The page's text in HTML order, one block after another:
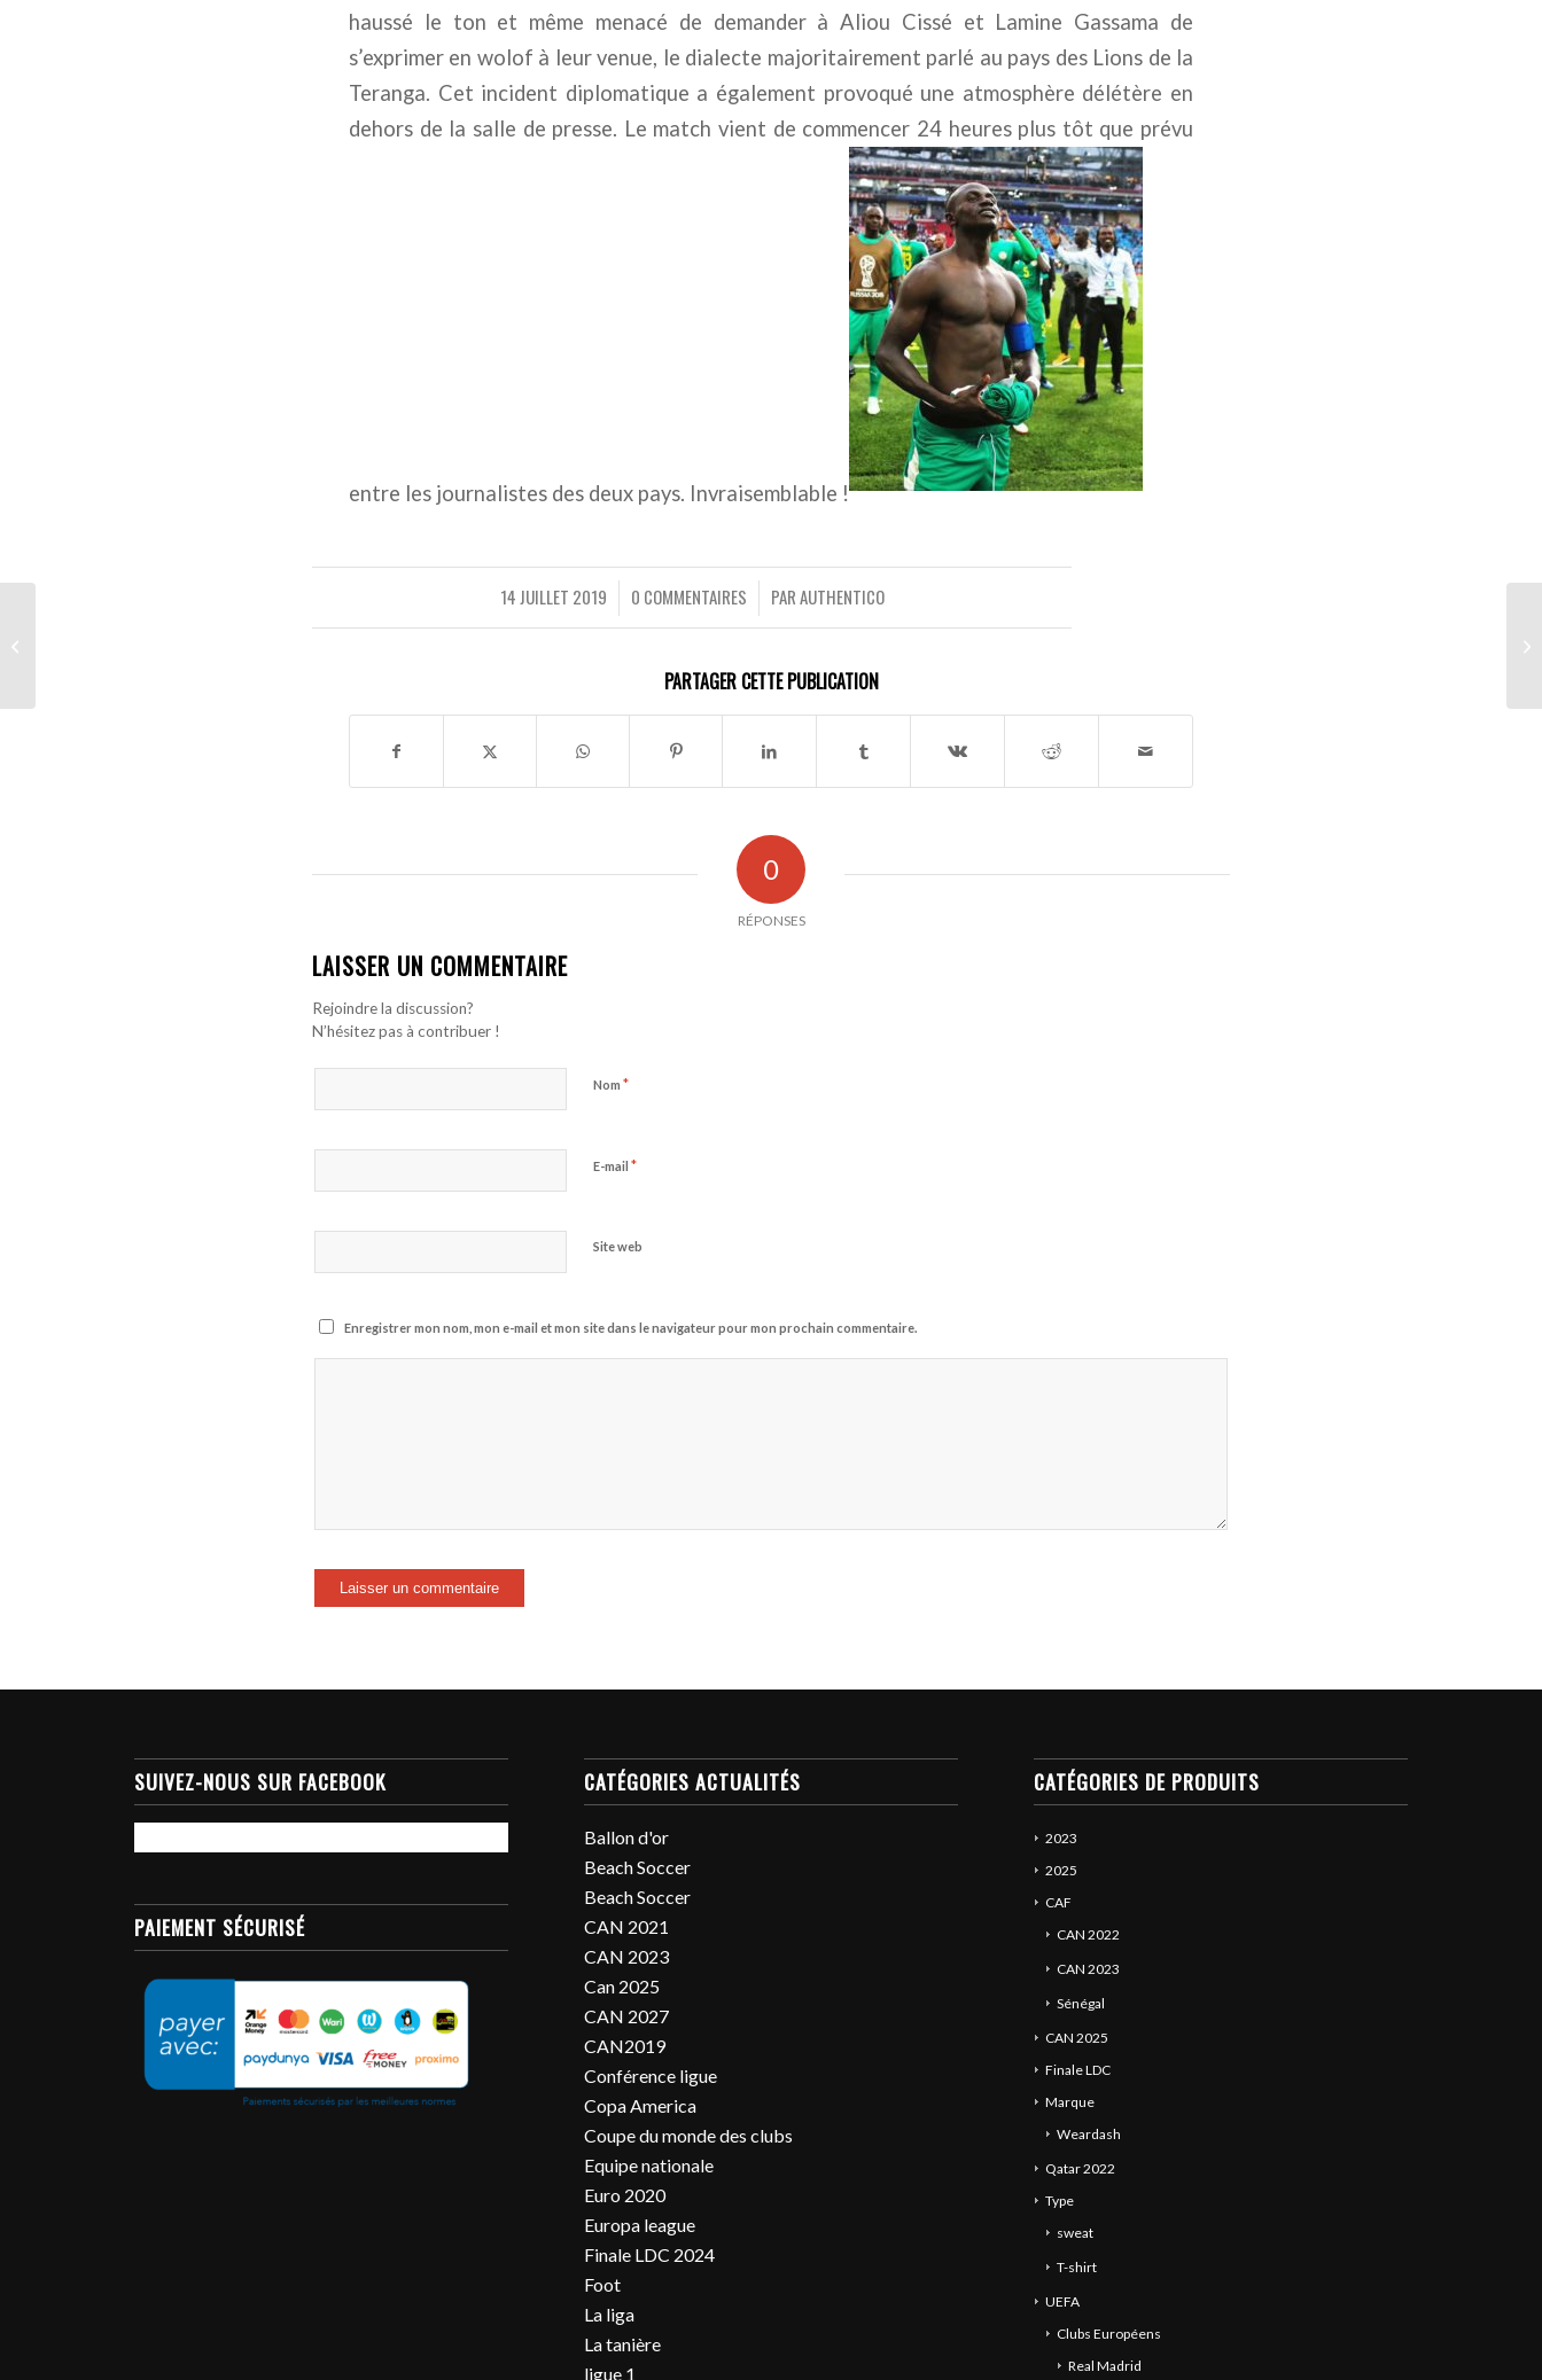
haussé le ton et même menacé de demander à Aliou Cissé et Lamine Gassama de
s’exprimer en wolof à leur venue, le dialecte majoritairement parlé au pays des Lions de la
Teranga. Cet incident diplomatique a également provoqué une atmosphère délétère en
dehors de la salle de presse. Le match vient de commencer 24 heures plus tôt que prévu
entre les journalistes des deux pays. Invraisemblable !
14 JUILLET 2019
/ 0 COMMENTAIRES
/ PARAUTHENTICO
PARTAGER CETTE PUBLICATION
0
RÉPONSES
LAISSER UN COMMENTAIRE
Rejoindre la discussion?
N’hésitez pas à contribuer !
Nom *
E-mail *
Site web
Enregistrer mon nom, mon e-mail et mon site dans le navigateur pour mon prochain commentaire.
SUIVEZ-NOUS SUR FACEBOOK
PAIEMENT SÉCURISÉ
CATÉGORIES ACTUALITÉS
Ballon d'or
Beach Soccer
Beach Soccer
CAN 2021
CAN 2023
Can 2025
CAN 2027
CAN2019
Conférence ligue
Copa America
Coupe du monde des clubs
Equipe nationale
Euro 2020
Europa league
Finale LDC 2024
Foot
La liga
La tanière
ligue 1
CATÉGORIES DE PRODUITS
2023
2025
CAF
CAN 2022
CAN 2023
Sénégal
CAN 2025
Finale LDC
Marque
Weardash
Qatar 2022
Type
sweat
T-shirt
UEFA
Clubs Européens
Real Madrid